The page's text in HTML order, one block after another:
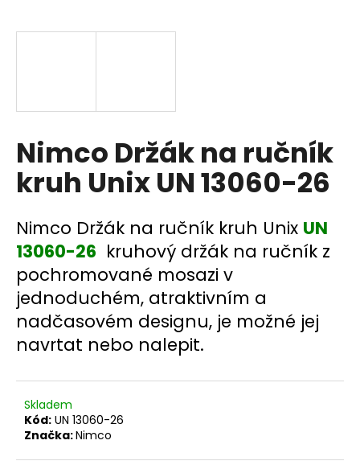
Nimco Držák na ručník
kruh Unix UN 13060-26
Nimco Držák na ručník kruh Unix UN
13060-26 kruhový držák na ručník z
pochromované mosazi v
jednoduchém, atraktivním a
nadčasovém designu, je možné jej
navrtat nebo nalepit.
Skladem
Kód: UN 13060-26
Značka:Nimco
j
?
HLEDAT
D
o
p
o
r
u
u
e
m